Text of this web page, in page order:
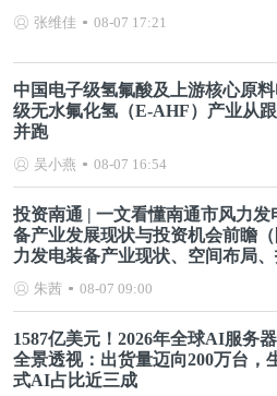
张维佳 08-07 17:21
中国电子级氢氟酸及上游核心原
级无水氟化氢（E-AHF）产业从
并跑
吴小燕 08-07 16:54
投资南通 | 一文看懂南通市风力发
备产业发展现状与投资机会前瞻
力发电装备产业现状、空间布局
机会分析等）
朱茜 08-07 09:00
1587亿美元！2026年全球AI服务
全景透视：出货量迈向200万台，
式AI占比近三成